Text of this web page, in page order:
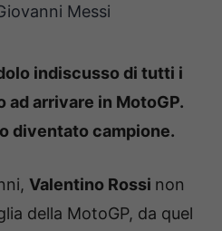
Messi
indiscusso di tutti i
ad arrivare in MotoGP.
diventato campione.
Valentino Rossi non
della MotoGP, da quel